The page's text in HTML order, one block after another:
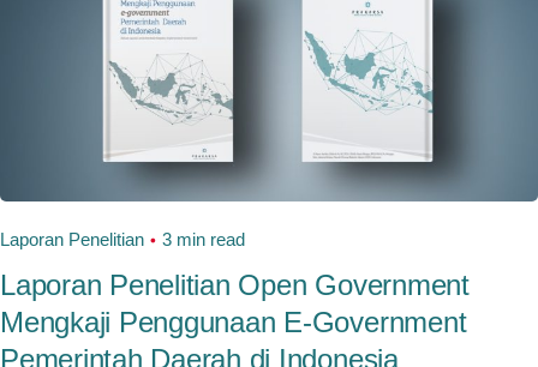
Laporan Penelitian 3 min read
Laporan Penelitian Open Government
Mengkaji Penggunaan E-Government
Pemerintah Daerah di Indonesia